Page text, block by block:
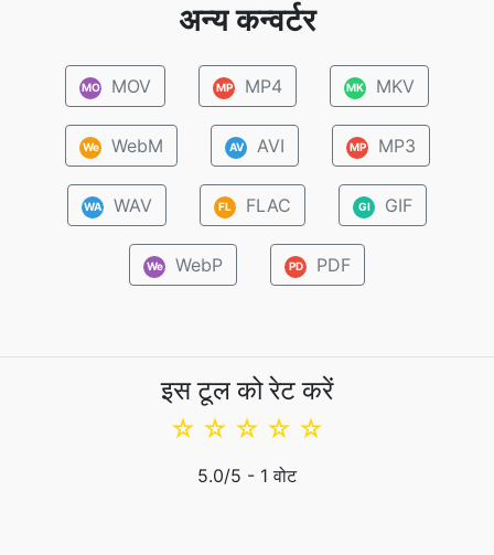
अन्य कन्वर्टर
MO MOV MP MP4 MK MKV
We WebM AV AVI MP MP3
WA WAV FL FLAC GI GIF
We WebP PD PDF
इस टूल को रेट करें
☆
☆
☆
☆
☆
5.0/5 - 1 वोट